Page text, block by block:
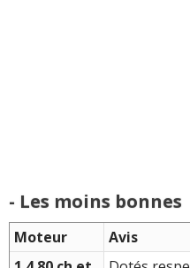
- Les moins bonnes
Moteur
Avis